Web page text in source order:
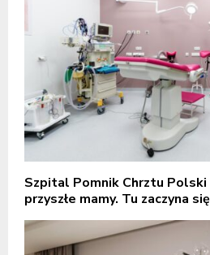
Szpital Pomnik Chrztu Polski
przyszłe mamy. Tu zaczyna